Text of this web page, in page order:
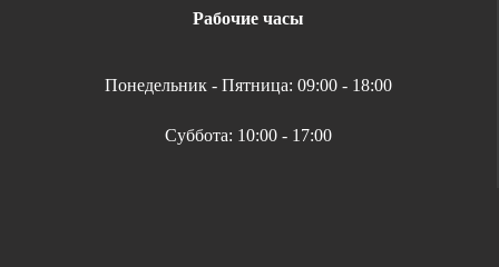
Рабочие часы
Понедельник - Пятница: 09:00 - 18:00
Суббота: 10:00 - 17:00